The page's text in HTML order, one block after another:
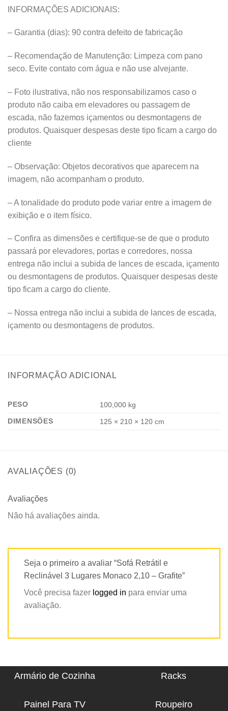
INFORMAÇÕES ADICIONAIS:
– Garantia (dias): 90 contra defeito de fabricação
– Recomendação de Manutenção: Limpeza com pano
seco. Evite contato com água e não use alvejante.
– Foto ilustrativa, não nos responsabilizamos caso o
produto não caiba em elevadores ou passagem de
escada, não fazemos içamentos ou desmontagens de
produtos. Quaisquer despesas deste tipo ficam a cargo do
cliente
– Observação: Objetos decorativos que aparecem na
imagem, não acompanham o produto.
– A tonalidade do produto pode variar entre a imagem de
exibição e o item físico.
– Confira as dimensões e certifique-se de que o produto
passará por elevadores, portas e corredores, nossa
entrega não inclui a subida de lances de escada, içamento
ou desmontagens de produtos. Quaisquer despesas deste
tipo ficam a cargo do cliente.
– Nossa entrega não inclui a subida de lances de escada,
içamento ou desmontagens de produtos.
INFORMAÇÃO ADICIONAL
PESO
100,000 kg
DIMENSÕES
125 × 210 × 120 cm
AVALIAÇÕES (0)
Avaliações
Não há avaliações ainda.
Seja o primeiro a avaliar “Sofá Retrátil e
Reclinável 3 Lugares Monaco 2,10 – Grafite”
Você precisa fazer logged in para enviar uma
avaliação.
Armário de Cozinha Racks
Painel Para TV Roupeiro